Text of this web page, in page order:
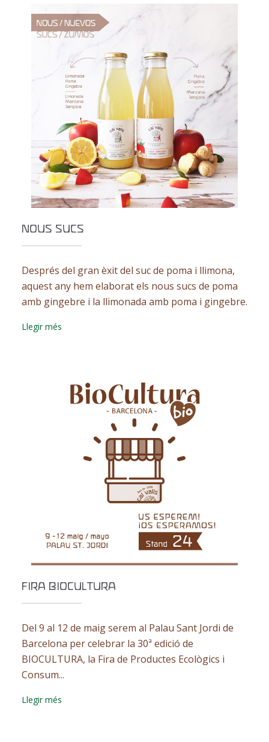
NOUS SUCS
Després del gran èxit del suc de poma i llimona,
aquest any hem elaborat els nous sucs de poma
amb gingebre i la llimonada amb poma i gingebre.
Llegir més
FIRA BIOCULTURA
Del 9 al 12 de maig serem al Palau Sant Jordi de
Barcelona per celebrar la 30ª edició de
BIOCULTURA, la Fira de Productes Ecològics i
Consum...
Llegir més